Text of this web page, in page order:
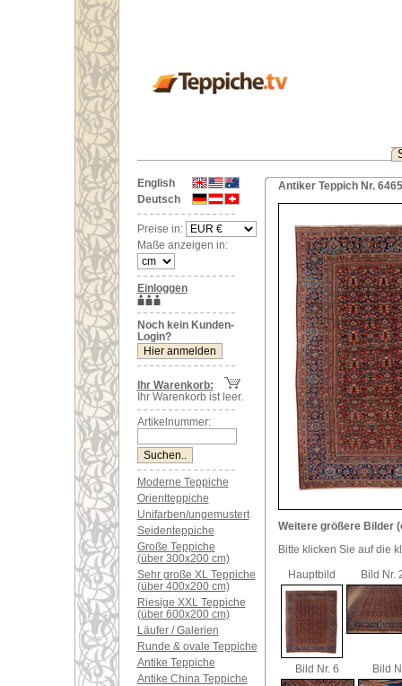
English
Deutsch
Preise in:
Maße anzeigen in:
Einloggen
Noch kein Kunden-
Login?
Ihr Warenkorb:
Ihr Warenkorb ist leer.
Artikelnummer:
Moderne Teppiche
Orientteppiche
Unifarben/ungemustert
Seidenteppiche
Große Teppiche
(über 300x200 cm)
Sehr große XL Teppiche
(über 400x200 cm)
Riesige XXL Teppiche
(über 600x200 cm)
Läufer / Galerien
Runde & ovale Teppiche
Antike Teppiche
Antike China Teppiche
Antiker Teppich Nr.
Weitere größere Bilder
Bitte klicken Sie auf die
Hauptbild
Bild Nr.
Bild Nr. 6 Bild